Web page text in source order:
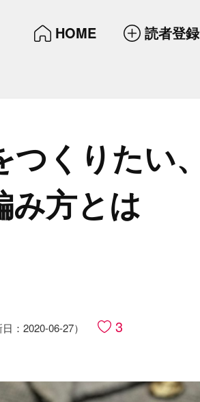
HOME 読者登録
くりたい、​
み方とは
日：2020-06-27） 3